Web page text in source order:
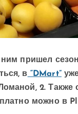
пришел
в “DMart”
2. Также
можно в